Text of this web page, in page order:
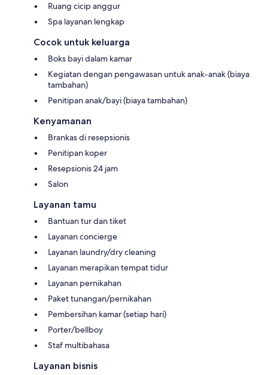
Ruang cicip anggur
Spa layanan lengkap
Cocok untuk keluarga
Boks bayi dalam kamar
Kegiatan dengan pengawasan untuk anak-anak (biaya
tambahan)
Penitipan anak/bayi (biaya tambahan)
Kenyamanan
Brankas di resepsionis
Penitipan koper
Resepsionis 24 jam
Salon
Layanan tamu
Bantuan tur dan tiket
Layanan concierge
Layanan laundry/dry cleaning
Layanan merapikan tempat tidur
Layanan pernikahan
Paket tunangan/pernikahan
Pembersihan kamar (setiap hari)
Porter/bellboy
Staf multibahasa
Layanan bisnis